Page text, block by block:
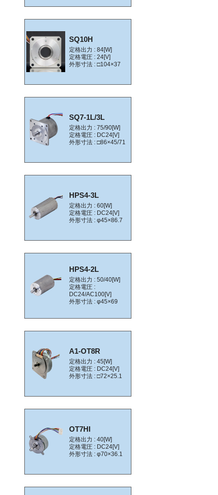
SQ10H
定格出力 : 84[W]
定格電圧 : 24[V]
外形寸法 : □104×37
SQ7-1L/3L
定格出力 : 75/90[W]
定格電圧 : DC24[V]
外形寸法 : □86×45/71
HPS4-3L
定格出力 : 60[W]
定格電圧 : DC24[V]
外形寸法 : φ45×86.7
HPS4-2L
定格出力 : 50/40[W]
定格電圧 :
DC24/AC100[V]
外形寸法 : φ45×69
A1-OT8R
定格出力 : 45[W]
定格電圧 : DC24[V]
外形寸法 : □72×25.1
OT7HI
定格出力 : 40[W]
定格電圧 : DC24[V]
外形寸法 : φ70×36.1